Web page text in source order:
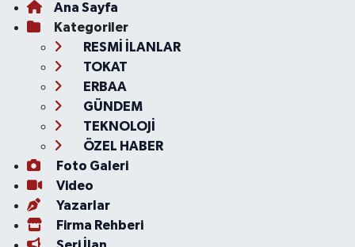
Ana Sayfa
Kategoriler
RESMİ İLANLAR
TOKAT
ERBAA
GÜNDEM
TEKNOLOJİ
ÖZEL HABER
Foto Galeri
Video
Yazarlar
Firma Rehberi